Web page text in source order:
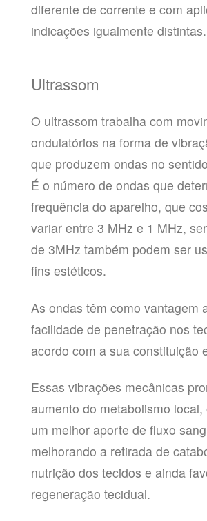
diferente de corrente e com
indicações igualmente
Ultrassom
O ultrassom trabalha com
ondulatórios na forma de
que produzem ondas no
É o número de ondas que
frequência do aparelho, que
variar entre 3 MHz e 1 MHz,
de 3MHz também podem ser
fins estéticos.
As ondas têm como vantagem
facilidade de penetração nos
acordo com a sua constituição
Essas vibrações mecânicas
aumento do metabolismo
um melhor aporte de fluxo
melhorando a retirada de
nutrição dos tecidos e ainda
regeneração tecidual.